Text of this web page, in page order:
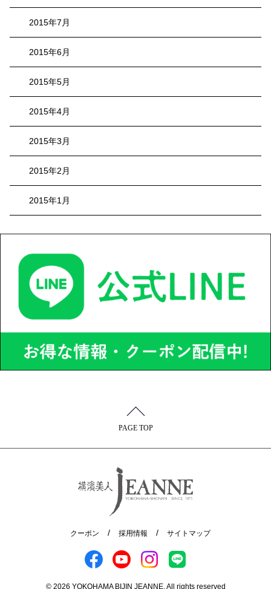
2015年7月
2015年6月
2015年5月
2015年4月
2015年3月
2015年2月
2015年1月
PAGE TOP
クーポン 採用情報 サイトマップ
© 2026 YOKOHAMA BIJIN JEANNE. All rights reserved